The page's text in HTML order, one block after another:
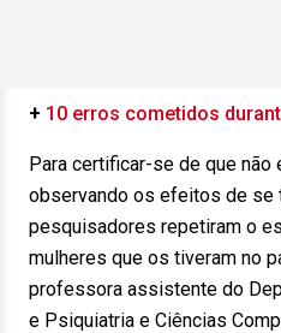
+ 10 erros cometidos
Para certificar-se de que não
observando os efeitos de se
pesquisadores repetiram o
mulheres que os tiveram no
professora assistente do
e Psiquiatria e Ciências